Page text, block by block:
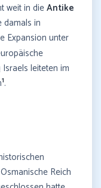
weit in dieAntike
damals in
Expansion unter
leiteten im
1.
Reich